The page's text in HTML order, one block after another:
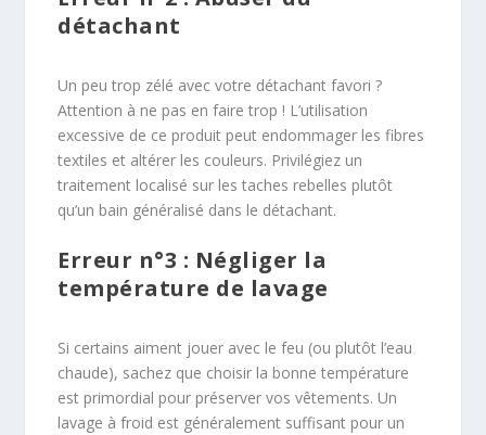
détachant
Un peu trop zélé avec votre détachant favori ?
Attention à ne pas en faire trop ! L’utilisation
excessive de ce produit peut endommager les fibres
textiles et altérer les couleurs. Privilégiez un
traitement localisé sur les taches rebelles plutôt
qu’un bain généralisé dans le détachant.
Erreur n°3 : Négliger la
température de lavage
Si certains aiment jouer avec le feu (ou plutôt l’eau
chaude), sachez que choisir la bonne température
est primordial pour préserver vos vêtements. Un
lavage à froid est généralement suffisant pour un